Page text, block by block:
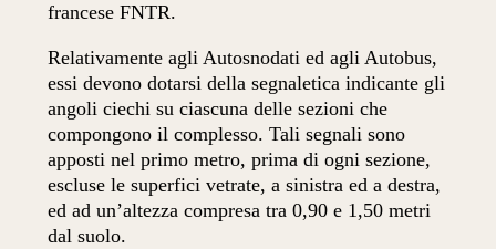
francese FNTR.
Relativamente agli Autosnodati ed agli Autobus,
essi devono dotarsi della segnaletica indicante gli
angoli ciechi su ciascuna delle sezioni che
compongono il complesso. Tali segnali sono
apposti nel primo metro, prima di ogni sezione,
escluse le superfici vetrate, a sinistra ed a destra,
ed ad un’altezza compresa tra 0,90 e 1,50 metri
dal suolo.